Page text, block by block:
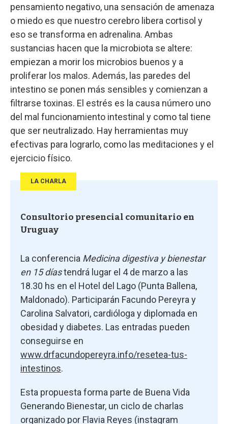
pensamiento negativo, una sensación de amenaza
o miedo es que nuestro cerebro libera cortisol y
eso se transforma en adrenalina. Ambas
sustancias hacen que la microbiota se altere:
empiezan a morir los microbios buenos y a
proliferar los malos. Además, las paredes del
intestino se ponen más sensibles y comienzan a
filtrarse toxinas. El estrés es la causa número uno
del mal funcionamiento intestinal y como tal tiene
que ser neutralizado. Hay herramientas muy
efectivas para lograrlo, como las meditaciones y el
ejercicio físico.
LA CHARLA
Consultorio presencial comunitario en
Uruguay
La conferencia Medicina digestiva y bienestar
en 15 díastendrá lugar el 4 de marzo a las
18.30 hs en el Hotel del Lago (Punta Ballena,
Maldonado). Participarán Facundo Pereyra y
Carolina Salvatori, cardióloga y diplomada en
obesidad y diabetes. Las entradas pueden
conseguirse en
www.drfacundopereyra.info/resetea-tus-
intestinos.
Esta propuesta forma parte de Buena Vida
Generando Bienestar, un ciclo de charlas
organizado por Flavia Reyes (instagram